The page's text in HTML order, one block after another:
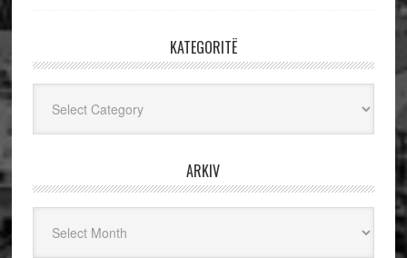
KATEGORITË
ARKIV